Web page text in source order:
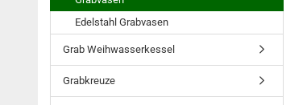
Edelstahl Grabvasen
Grab Weihwasserkessel
Grabkreuze